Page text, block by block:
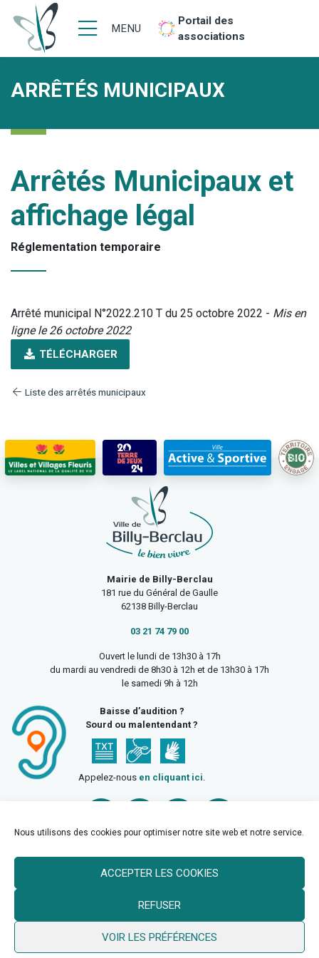
Nous utilisons des cookies pour optimiser notre site web et notre service.
ACCEPTER LES COOKIES
REFUSER
VOIR LES PRÉFÉRENCES
MENU
Portail des
associations
ARRÊTÉS MUNICIPAUX
Arrêtés Municipaux et
affichage légal
Réglementation temporaire
Arrêté municipal N°2022.210 T du 25 octobre 2022 - Mis en
ligne le 26 octobre 2022
TÉLÉCHARGER
Liste des arrêtés municipaux
Mairie de Billy-Berclau
181 rue du Général de Gaulle
62138 Billy-Berclau
03 21 74 79 00
Ouvert le lundi de 13h30 à 17h
du mardi au vendredi de 8h30 à 12h et de 13h30 à 17h
le samedi 9h à 12h
Baisse d’audition ?
Sourd ou malentendant ?
Appelez-nous en cliquant ici.
© 2026 Ville de Billy Berclau —neoweb.fr